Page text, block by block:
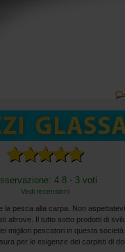
4.8 - 3 voti
Vedi recensioni
la pesca alla carpa. Non
altrove. Il tutto sotto prodotti di
migliori pescatori in questa
per le esigenze dei carpisti di